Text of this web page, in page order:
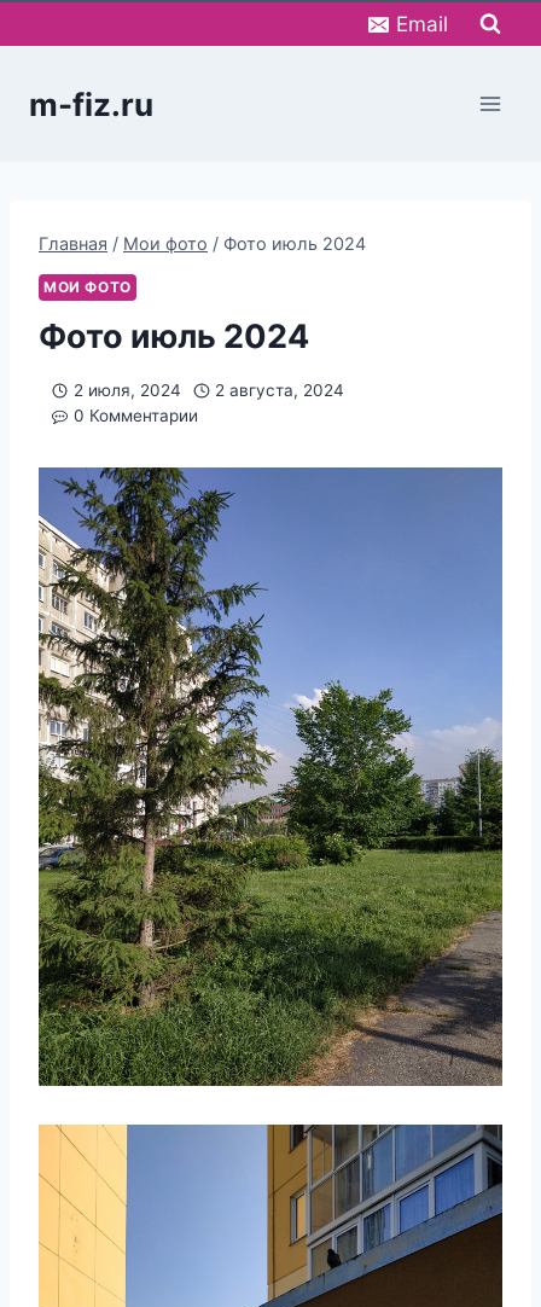
к
Email
m-fiz.ru
Главная / Мои фото / Фото июль 2024
МОИ ФОТО
Фото июль 2024
2 июля, 2024
2 августа, 2024
0 Комментарии